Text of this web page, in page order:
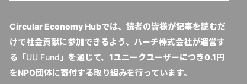
Circular Economy Hubでは、読者の皆様が記事を読むだ
けで社会貢献に参加できるよう、ハーチ株式会社が運営す
る「UU Fund」を通じて、1ユニークユーザーにつき0.1円
をNPO団体に寄付する取り組みを行っています。